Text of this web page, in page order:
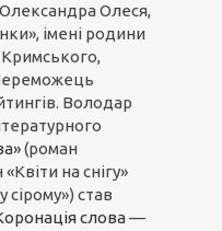
Олександра Олеся,
імені родини
Кримського,
Володар
(роман
на снігу»
став
слова—